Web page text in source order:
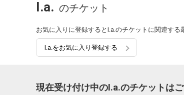
I.a. のチケット
お気に入りに登録するとI.a.のチケットに関連する
I.a.をお気に入り登録する
現在受け付け中のI.a.のチケットはご